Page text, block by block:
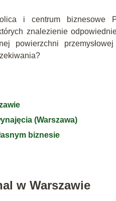
i centrum biznesowe
znalezienie
powierzchni
(Warszawa)
biznesie
w Warszawie